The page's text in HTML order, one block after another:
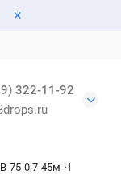
322-11-92
75-0,7-45м-Ч